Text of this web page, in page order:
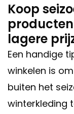
Koop
lagere
Een handige
winkelen is
buiten het
winterkleding